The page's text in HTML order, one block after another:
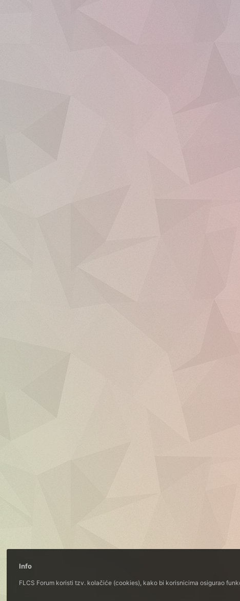
Info
FLCS Forum koristi tzv. kolačiće (cookies), kako bi korisnicima osigurao